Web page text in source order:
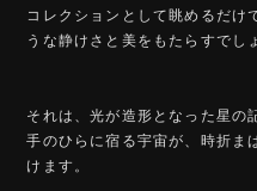
コレクションとして眺めるだけ
うな静けさと美をもたらすでし
それは、光が造形となった星の
手のひらに宿る宇宙が、時折ま
けます。